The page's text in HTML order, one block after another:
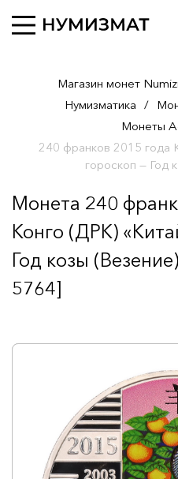
Магазин монет
Нумизматика /
Монеты
240 франков 2015 года
гороскоп — Год
Монета 240
Конго (ДРК)
Год козы
5764]